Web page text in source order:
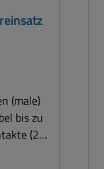
(male)
bis zu